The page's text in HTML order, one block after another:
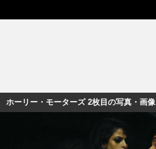
ホーリー・モーターズ 2枚目の写真・画像